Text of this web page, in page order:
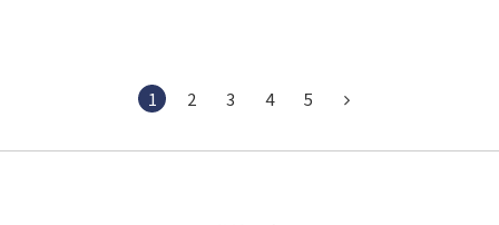
1 2 3 4 5